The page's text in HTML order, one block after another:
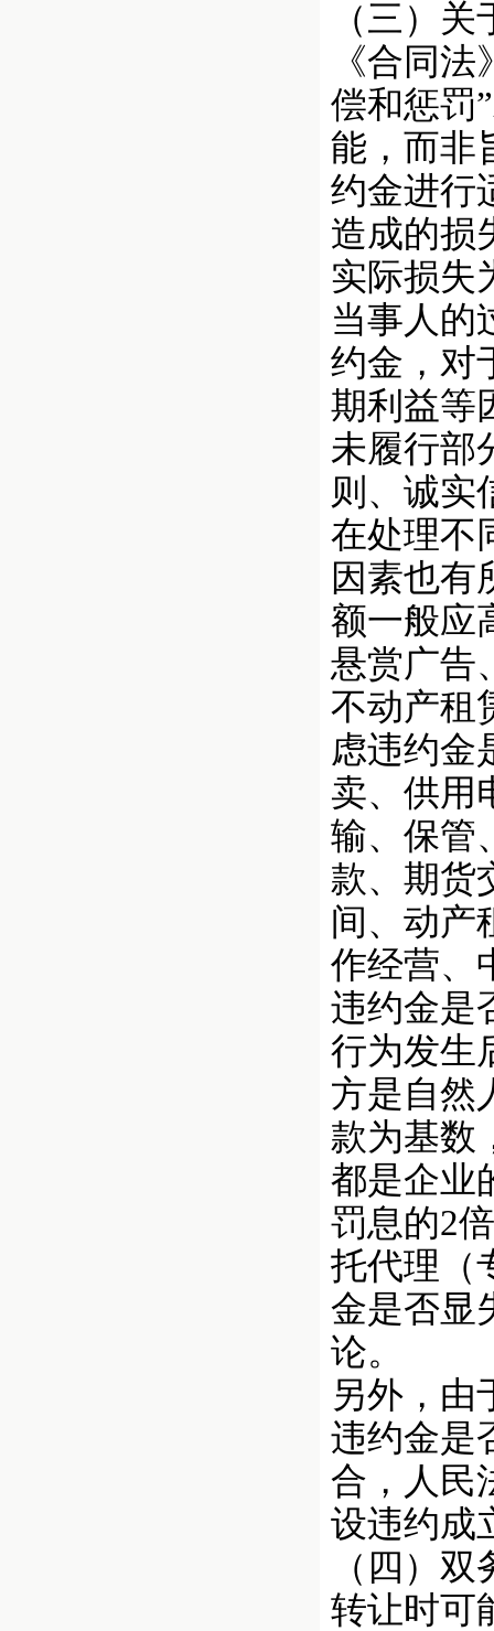
（三）
《合同
偿和惩罚
能，而非
约金进行
造成的损
实际损失
当事人的
约金，对
期利益等
未履行部
则、诚实
在处理不
因素也有
额一般应
悬赏广告
不动产租
虑违约金
卖、供用
输、保管
款、期货
间、动产
作经营、
违约金是
行为发生
方是自然
款为基数
都是企业
罚息的2
托代理（
金是否显
论。
另外，由
违约金是
合，人民
设违约成
（四）
转让时可